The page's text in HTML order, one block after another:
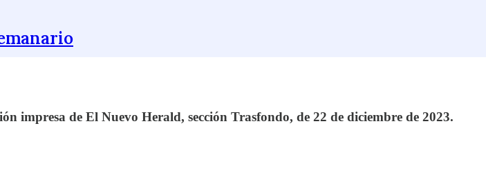
de El Nuevo Herald, sección Trasfondo, de 22 de diciembre de 2023.